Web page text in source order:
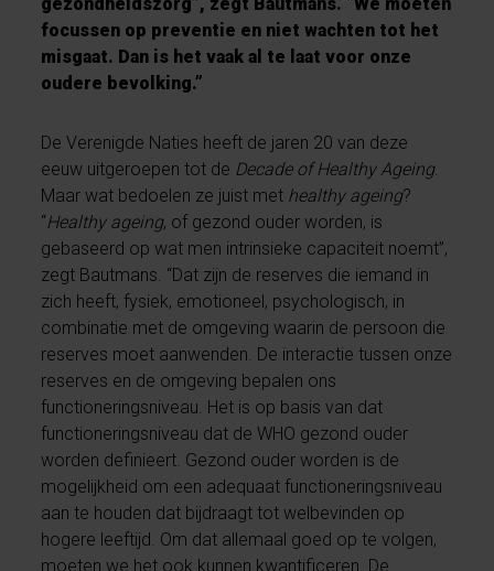
focussen op preventie en niet wachten tot het
misgaat. Dan is het vaak al te laat voor onze
oudere bevolking.”
De Verenigde Naties heeft de jaren 20 van deze
eeuw uitgeroepen tot de Decade of Healthy Ageing.
Maar wat bedoelen ze juist met healthy ageing?
“Healthy ageing, of gezond ouder worden, is
gebaseerd op wat men intrinsieke capaciteit noemt”,
zegt Bautmans. “Dat zijn de reserves die iemand in
zich heeft, fysiek, emotioneel, psychologisch, in
combinatie met de omgeving waarin de persoon die
reserves moet aanwenden. De interactie tussen onze
reserves en de omgeving bepalen ons
functioneringsniveau. Het is op basis van dat
functioneringsniveau dat de WHO gezond ouder
worden definieert. Gezond ouder worden is de
mogelijkheid om een adequaat functioneringsniveau
aan te houden dat bijdraagt tot welbevinden op
hogere leeftijd. Om dat allemaal goed op te volgen,
moeten we het ook kunnen kwantificeren. De